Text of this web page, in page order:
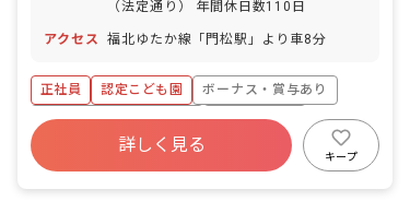
（法定通り） 年間休日数110日
アクセス 福北ゆたか線「門松駅」より車8分
正社員 認定こども園
ボーナス・賞与あり
寮・住宅・家賃補助あり
社会保険完備
福利厚生充実
残業少なめ
詳しく見る
キープ